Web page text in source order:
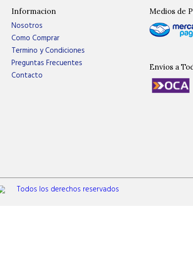
Informacion
Nosotros
Como Comprar
Termino y Condiciones
Preguntas Frecuentes
Contacto
Medios de
Envios a
Todos los derechos reservados